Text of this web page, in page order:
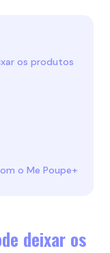
os produtos
o Me Poupe+
deixar os